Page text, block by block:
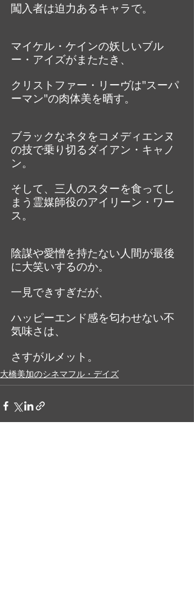
闖入者は迫力あるキャラで。
マイケル・ケインの妖しいブル
ー・アイズがまたたき、
クリストファー・リーヴは"スーパ
ーマン"の肉体美を晒す。
ブラックなネタをコメディエンヌ
の技で乗り切るダイアン・キャノ
ン。
そして、三人のスターを食ってし
まう霊媒師役のアイリーン・ワー
ス。
陰謀や愛憎を持たない人間が最後
に大笑いするのか。
一見できすぎだが、
ハッピーエンド感を匂わせない不
気味さは、
さすがルメット。
大橋美加のシネマフル・デイズ